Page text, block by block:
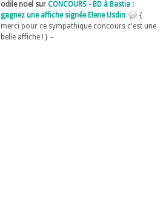
odile noel sur CONCOURS - BD à Bastia :
gagnez une affiche signée Elene Usdin
{
merci pour ce sympathique concours c'est une
belle affiche ! } –